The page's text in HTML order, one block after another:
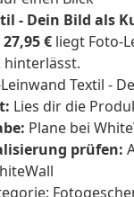
- Dein Bild als
27,95 € liegt Foto-
hinterlässt.
Textil -
Lies dir die
Plane bei
prüfen: